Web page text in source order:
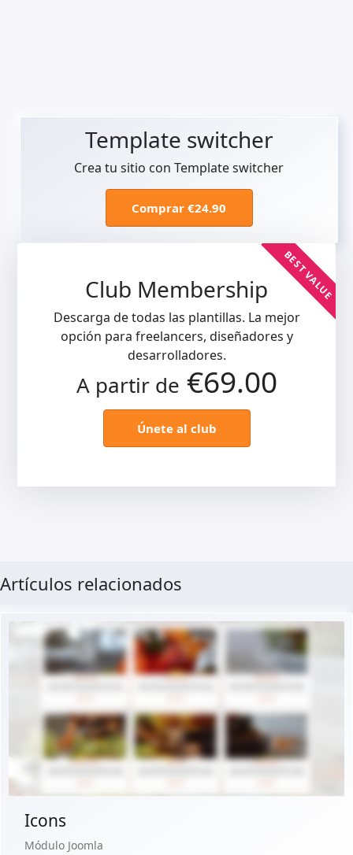
Template switcher
Crea tu sitio con Template switcher
Comprar €24.90
Club Membership BEST VALUE
Descarga de todas las plantillas. La mejor
opción para freelancers, diseñadores y
desarrolladores.
A partir de €69.00
Únete al club
Artículos relacionados
Comprar €24.90
Icons
Módulo Joomla